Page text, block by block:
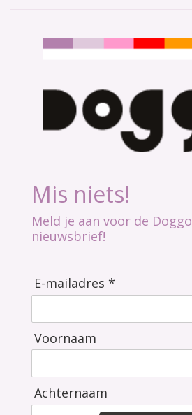
Mis niets!
Meld je aan voor de Doggo
nieuwsbrief!
E-mailadres *
Voornaam
Achternaam